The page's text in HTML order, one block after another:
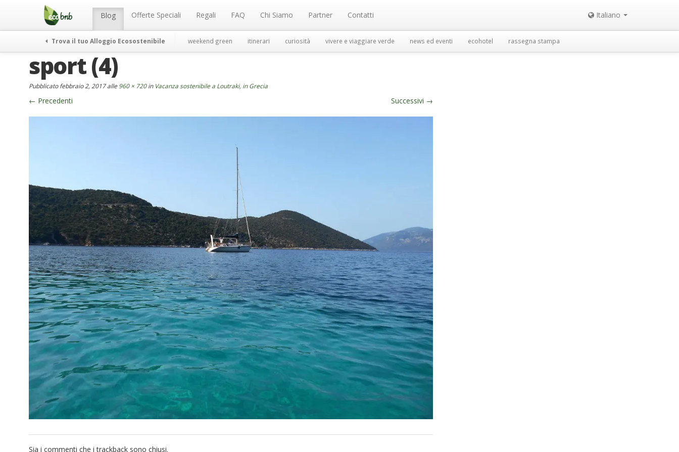
Menu Blog Offerte Speciali Regali FAQ Chi Siamo Partner Contatti Italiano
Trova il tuo Alloggio Ecosostenibile weekend green itinerari curiosità vivere e viaggiare verde news ed eventi ecohotel rassegna stampa
sport (4)
Pubblicatofebbraio 2, 2017alle 960 × 720in Vacanza sostenibile a Loutraki, in Grecia
← Precedenti Successivi →
Sia i commenti che i trackback sono chiusi.